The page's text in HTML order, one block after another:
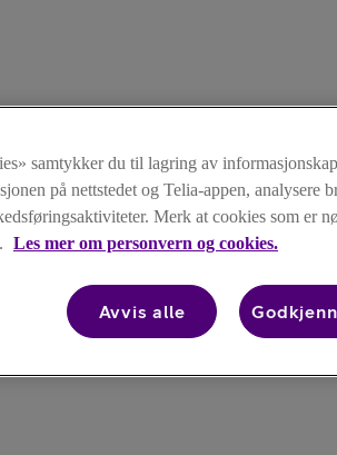
samtykker du til lagring av
på nettstedet og Telia-appen, analysere
Merk at cookies som er
Les mer om personvern og cookies.
Avvis alle